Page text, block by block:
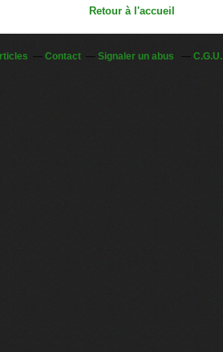
Retour à l'accueil
Contact Signaler un abus C.G.U.